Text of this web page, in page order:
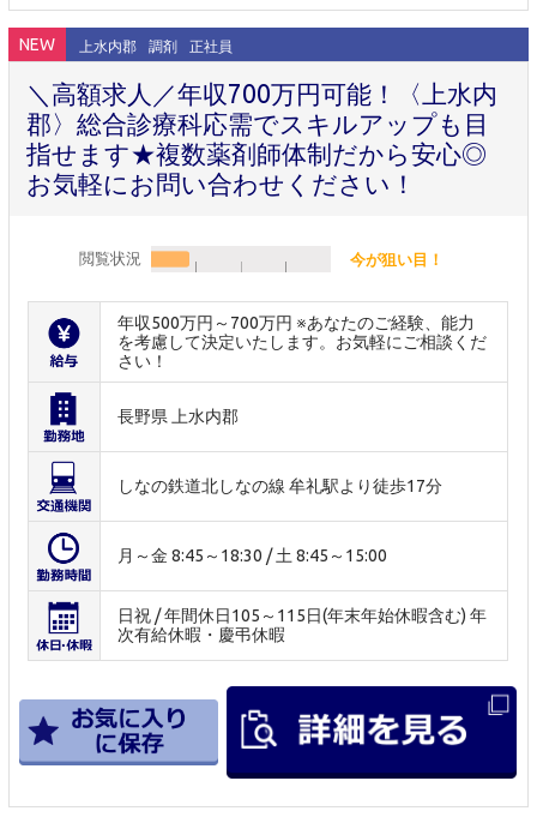
NEW 上水内郡 調剤 正社員
＼高額求人／年収700万円可能！〈上水内
郡〉総合診療科応需でスキルアップも目
指せます★複数薬剤師体制だから安心◎
お気軽にお問い合わせください！
閲覧状況 今が狙い目！
年収500万円～700万円 ※あなたのご経験、能力
を考慮して決定いたします。お気軽にご相談くだ
さい！
長野県 上水内郡
しなの鉄道北しなの線 牟礼駅より徒歩17分
月～金 8:45～18:30 / 土 8:45～15:00
日祝 / 年間休日105～115日(年末年始休暇含む) 年
次有給休暇・慶弔休暇